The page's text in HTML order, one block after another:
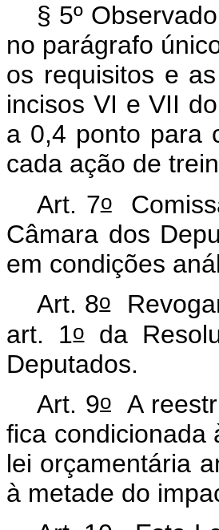
§ 5º
no parágrafo
os requisitos e
incisos VI e VII
a 0,4 ponto para
cada ação de
Art. 7o
Câmara dos
em condições
Art. 8o
art. 1oda
Deputados.
Art. 9oA
fica condicionada
lei orçamentária
à metade do